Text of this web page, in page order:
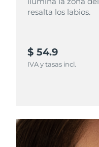
resalta los labios.
$ 54.9
IVA y tasas incl.